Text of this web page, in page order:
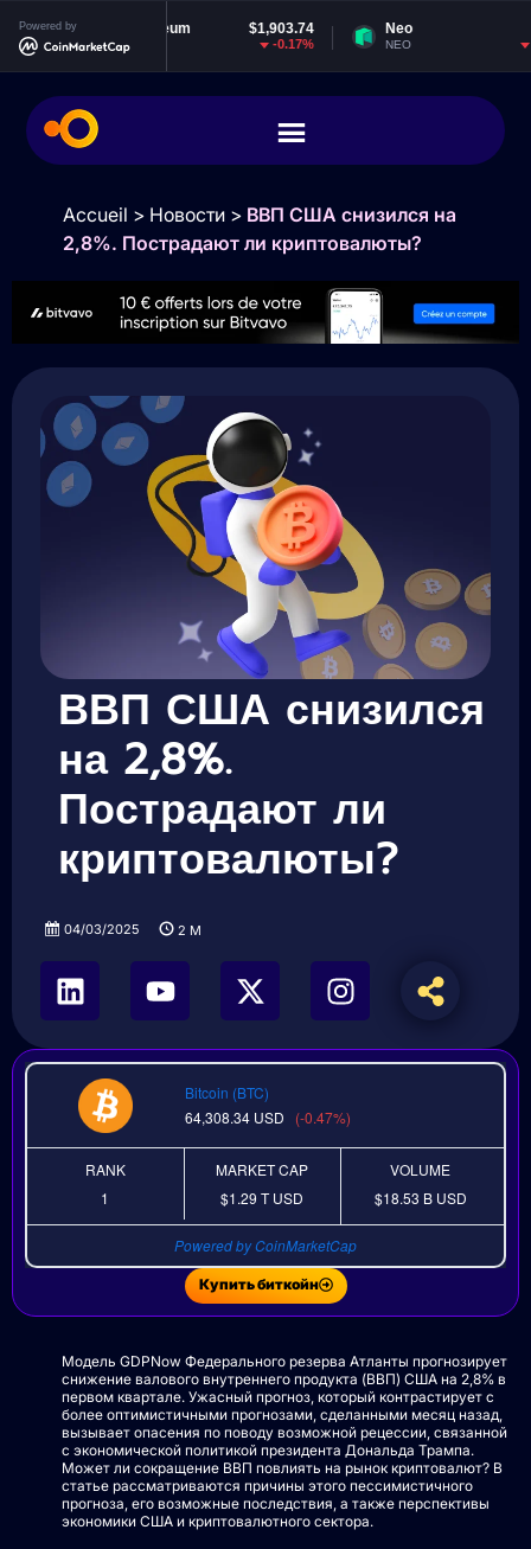
Powered byEthereum $1,903.74
ETH
Neo
Accueil > Новости> ВВП США снизился на
2,8%. Пострадают ли криптовалюты?
ВВП США снизился
на 2,8%.
Пострадают ли
криптовалюты?
04/03/2025 2 M
Bitcoin (BTC)
64,308.34 USD (-0.47%)
RANK
1
MARKET CAP
$1.29 TUSD
VOLUME
$18.53 B USD
Powered by CoinMarketCap
Купить биткойн
Модель GDPNow Федерального резерва Атланты прогнозирует
снижение валового внутреннего продукта (ВВП) США на 2,8% в
первом квартале. Ужасный прогноз, который контрастирует с
более оптимистичными прогнозами, сделанными месяц назад,
вызывает опасения по поводу возможной рецессии, связанной
с экономической политикой президента Дональда Трампа.
Может ли сокращение ВВП повлиять на рынок криптовалют? В
статье рассматриваются причины этого пессимистичного
прогноза, его возможные последствия, а также перспективы
экономики США и криптовалютного сектора.